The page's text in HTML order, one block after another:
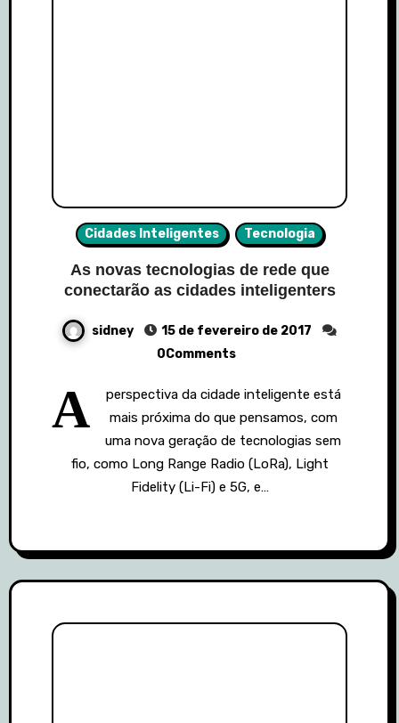
Cidades Inteligentes Tecnologia
As novas tecnologias de rede que
conectarão as cidades inteligenters
sidney
15 de fevereiro de 2017
0Comments
A
perspectiva da cidade inteligente está
mais próxima do que pensamos, com
uma nova geração de tecnologias sem
fio, como Long Range Radio (LoRa), Light
Fidelity (Li-Fi) e 5G, e…